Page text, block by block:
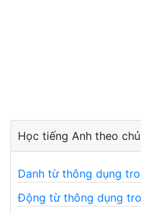
Học tiếng Anh theo
Danh từ thông dụng
Động từ thông dụng